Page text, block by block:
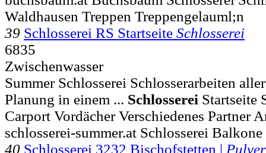
Waldhausen Treppen Treppengelauml;n
39 Schlosserei RS Startseite Schlosserei
6835
Zwischenwasser
Summer Schlosserei Schlosserarbeiten
Planung in einem ... Schlosserei Startseite
Carport Vordächer Verschiedenes Partner
schlosserei-summer.at Schlosserei
40 Schlosserei 3232 Bischofstetten |